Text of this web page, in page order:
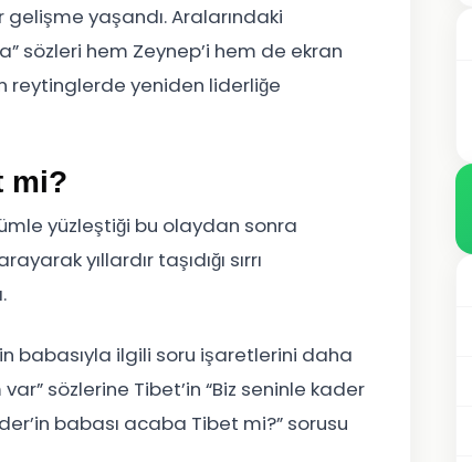
yaşandı. Aralarındaki
sözleri hem Zeynep’i hem de ekran
reytinglerde yeniden liderliğe
mi?
yüzleştiği bu olaydan sonra
yıllardır taşıdığı sırrı
babasıyla ilgili soru işaretlerini daha
sözlerine Tibet’in “Biz seninle kader
babası acaba Tibet mi?” sorusu